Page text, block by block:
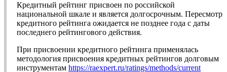
Кредитный рейтинг присвоен по российской
национальной шкале и является долгосрочным. Пересмотр
кредитного рейтинга ожидается не позднее года с даты
последнего рейтингового действия.
При присвоении кредитного рейтинга применялась
методология присвоения кредитных рейтингов долговым
инструментам https://raexpert.ru/ratings/methods/current